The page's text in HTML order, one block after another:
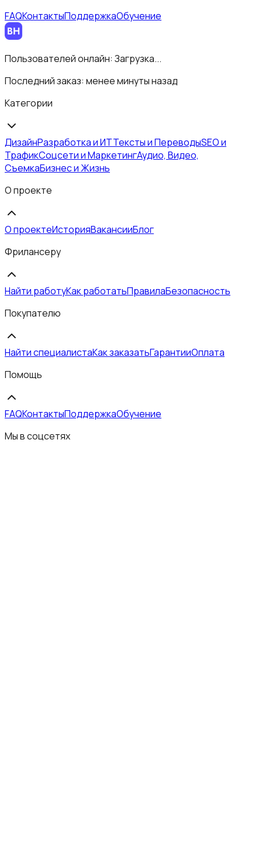
FAQКонтактыПоддержкаОбучение
Пользователей онлайн: Загрузка...
Последний заказ: менее минуты назад
Категории
ДизайнРазработка и ИТТексты и ПереводыSEO и
ТрафикСоцсети и МаркетингАудио, Видео,
СъемкаБизнес и Жизнь
О проекте
О проектеИсторияВакансииБлог
Фрилансеру
Найти работуКак работатьПравилаБезопасность
Покупателю
Найти специалистаКак заказатьГарантииОплата
Помощь
FAQКонтактыПоддержкаОбучение
Мы в соцсетях